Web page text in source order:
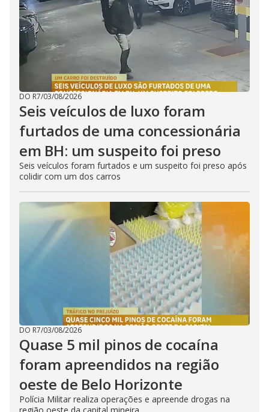
DO R7/03/08/2026
Seis veículos de luxo foram
furtados de uma concessionária
em BH: um suspeito foi preso
Seis veículos foram furtados e um suspeito foi preso após
colidir com um dos carros
DO R7/03/08/2026
Quase 5 mil pinos de cocaína
foram apreendidos na região
oeste de Belo Horizonte
Polícia Militar realiza operações e apreende drogas na